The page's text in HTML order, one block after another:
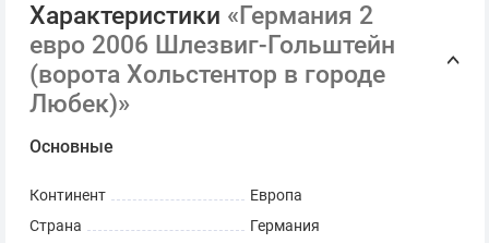
Характеристики «Германия 2
евро 2006 Шлезвиг-Гольштейн
(ворота Хольстентор в городе
Любек)»
Основные
Континент
Европа
Страна
Германия